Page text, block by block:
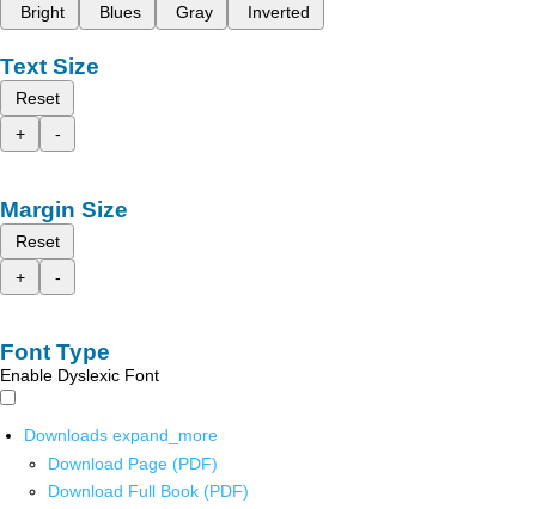
Bright
Blues Gray Inverted
Text Size
Reset
+
-
Margin Size
Reset
+
-
Font Type
Enable Dyslexic Font
Downloads expand_more
Download Page (PDF)
Download Full Book (PDF)